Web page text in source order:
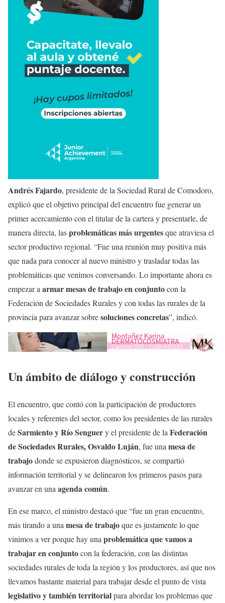
Andrés Fajardo, presidente de la Sociedad Rural de Comodoro,
explicó que el objetivo principal del encuentro fue generar un
primer acercamiento con el titular de la cartera y presentarle, de
manera directa, lasproblemáticas más urgentesque atraviesa el
sector productivo regional. “Fue una reunión muy positiva más
que nada para conocer al nuevo ministro y trasladar todas las
problemáticas que venimos conversando. Lo importante ahora es
empezar aarmar mesas de trabajo en conjuntocon la
Federación de Sociedades Rurales y con todas las rurales de la
provincia para avanzar sobresoluciones concretas”, indicó.
Un ámbito de diálogo y construcción
El encuentro, que contó con la participación de productores
locales y referentes del sector, como los presidentes de las rurales
deSarmiento y Río Senguery el presidente de la Federación
de Sociedades Rurales, Osvaldo Luján, fue una mesa de
trabajodonde se expusieron diagnósticos, se compartió
información territorial y se delinearon los primeros pasos para
avanzar en una agenda común.
En ese marco, el ministro destacó que “fue un gran encuentro,
más tirando a una mesa de trabajoque es justamente lo que
vinimos a ver porque hay una problemática que vamos a
trabajar en conjuntocon la federación, con las distintas
sociedades rurales de toda la región y los productores, así que nos
llevamos bastante material para trabajar desde el punto de vista
legislativo y también territorialpara abordar los problemas que